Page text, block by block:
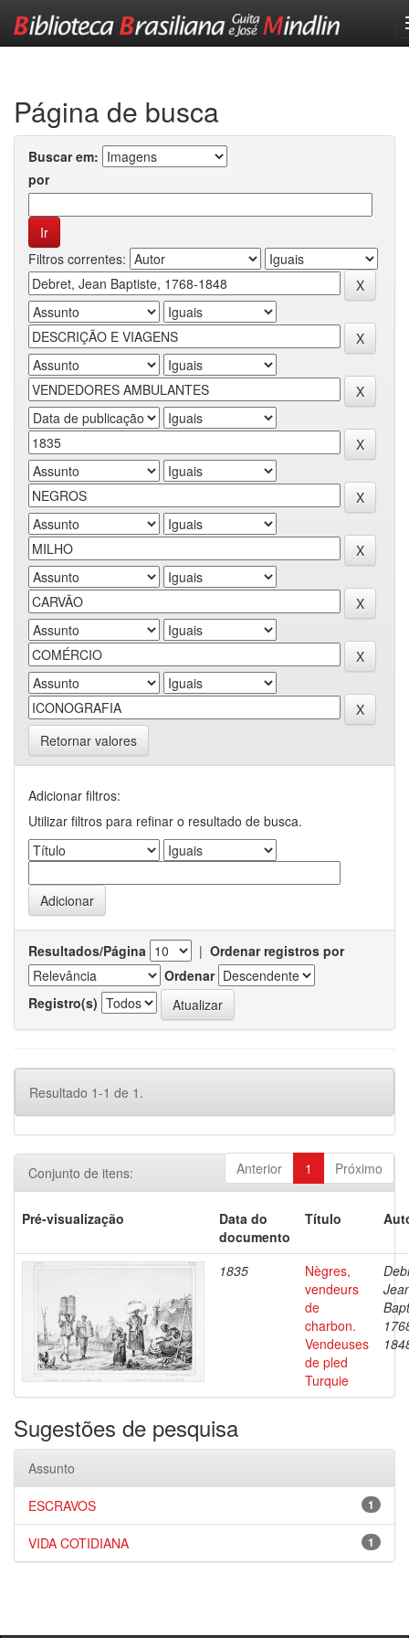
Página de busca
Buscar em:
por
Filtros correntes:
Retornar valores
Adicionar filtros:
Utilizar filtros para refinar o resultado de busca.
Resultados/Página | Ordenar registros por
Ordenar
Registro(s)
Resultado 1-1 de 1.
Anterior 1 Próximo
Conjunto de itens:
Pré-visualização
Data do
documento
Título
1835
Nègres,
vendeurs
de
charbon.
Vendeuses
de pled
Turquie
Sugestões de pesquisa
Assunto
1
ESCRAVOS
1
VIDA COTIDIANA